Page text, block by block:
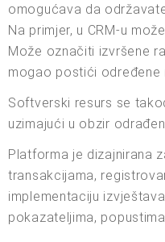
omogućava da
Na primjer, u CRM-u
Može označiti izvršene
mogao postići određene
Softverski resurs se
uzimajući u obzir
Platforma je dizajnirana
transakcijama,
implementaciju
pokazateljima,